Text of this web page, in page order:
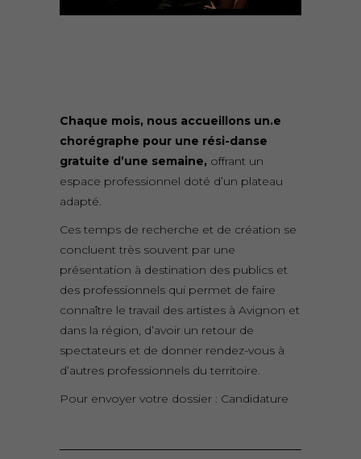
Chaque mois, nous accueillons un.e
chorégraphe pour une rési-danse
gratuite d’une semaine, offrant un
espace professionnel doté d’un plateau
adapté.
Ces temps de recherche et de création se
concluent très souvent par une
présentation à destination des publics et
des professionnels qui permet de faire
connaître le travail des artistes à Avignon et
dans la région, d’avoir un retour de
spectateurs et de donner rendez-vous à
d’autres professionnels du territoire.
Pour envoyer votre dossier : Candidature